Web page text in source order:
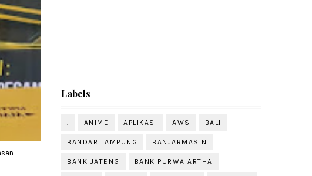
Labels
. ANIME APLIKASI AWS BALI
BANDAR LAMPUNG BANJARMASIN
BANK JATENG BANK PURWA ARTHA